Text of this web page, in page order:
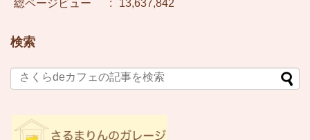
総ページビュー
: 13,637,842
検索